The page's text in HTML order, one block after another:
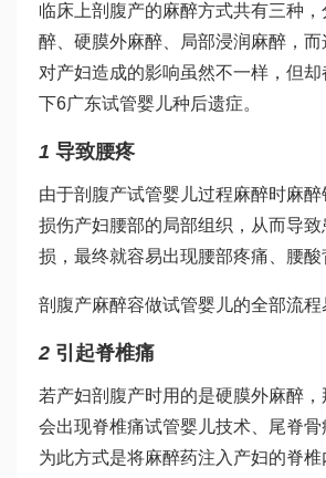
临床上剖腹产的麻醉方式共有三种
醉、硬膜外麻醉、局部浸润麻醉，
对产妇造成的影响虽然不一样，但
下6广东试管婴儿种后遗症。
1 导致腰疼
由于剖腹产试管婴儿过程麻醉时麻
损伤产妇腰部的局部组织，从而导
损，最终就容易出现腰部疼痛、腰酸
剖腹产麻醉容做试管婴儿的全部流程
2 引起脊椎痛
若产妇剖腹产时用的是硬膜外麻醉
会出现脊椎痛试管婴儿技术、尾脊
为此方式是将麻醉药注入产妇的脊